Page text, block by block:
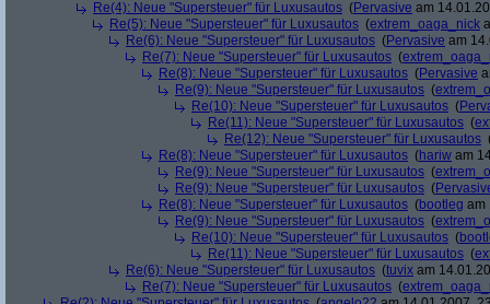
Re(4): Neue "Supersteuer" für Luxusautos (Pervasive am
Re(5): Neue "Supersteuer" für Luxusautos (extrem_oaga_nick
Re(6): Neue "Supersteuer" für Luxusautos (Pervasive am
Re(7): Neue "Supersteuer" für Luxusautos (
Re(8): Neue "Supersteuer" für Luxusautos (Pervasive
Re(9): Neue "Supersteuer" für Luxusautos (
Re(10): Neue "Supersteuer" für Luxusautos (
Re(11): Neue "Supersteuer" für Luxusautos (
Re(12): Neue "Supersteuer" für Luxusautos
Re(8): Neue "Supersteuer" für Luxusautos (hariw am
Re(9): Neue "Supersteuer" für Luxusautos (
Re(9): Neue "Supersteuer" für Luxusautos (
Re(8): Neue "Supersteuer" für Luxusautos (bootleg am
Re(9): Neue "Supersteuer" für Luxusautos (
Re(10): Neue "Supersteuer" für Luxusautos (
Re(11): Neue "Supersteuer" für Luxusautos (
Re(6): Neue "Supersteuer" für Luxusautos (tuvix am
Re(7): Neue "Supersteuer" für Luxusautos (